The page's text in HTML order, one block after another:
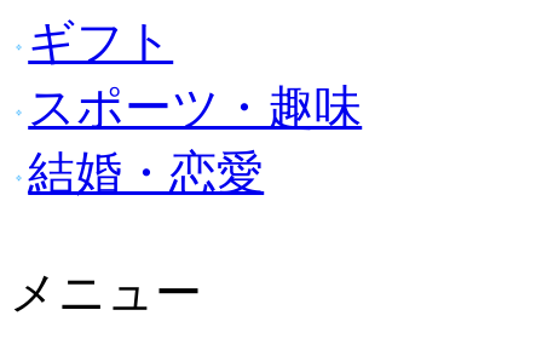
ギフト
スポーツ・趣味
結婚・恋愛
メニュー